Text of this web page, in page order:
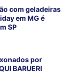
com geladeiras
em MG é
SP
por
BARUERI